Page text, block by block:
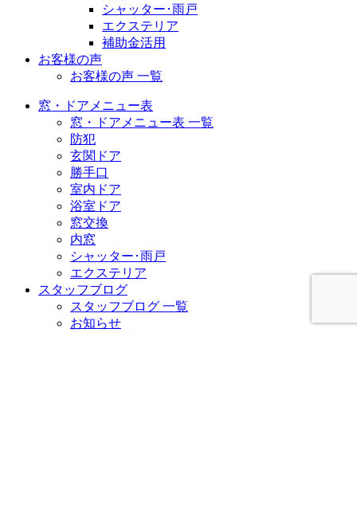
シャッター･雨戸
エクステリア
補助金活用
お客様の声
お客様の声 一覧
窓・ドアメニュー表
窓・ドアメニュー表 一覧
防犯
玄関ドア
勝手口
室内ドア
浴室ドア
窓交換
内窓
シャッター･雨戸
エクステリア
スタッフブログ
スタッフブログ 一覧
お知らせ